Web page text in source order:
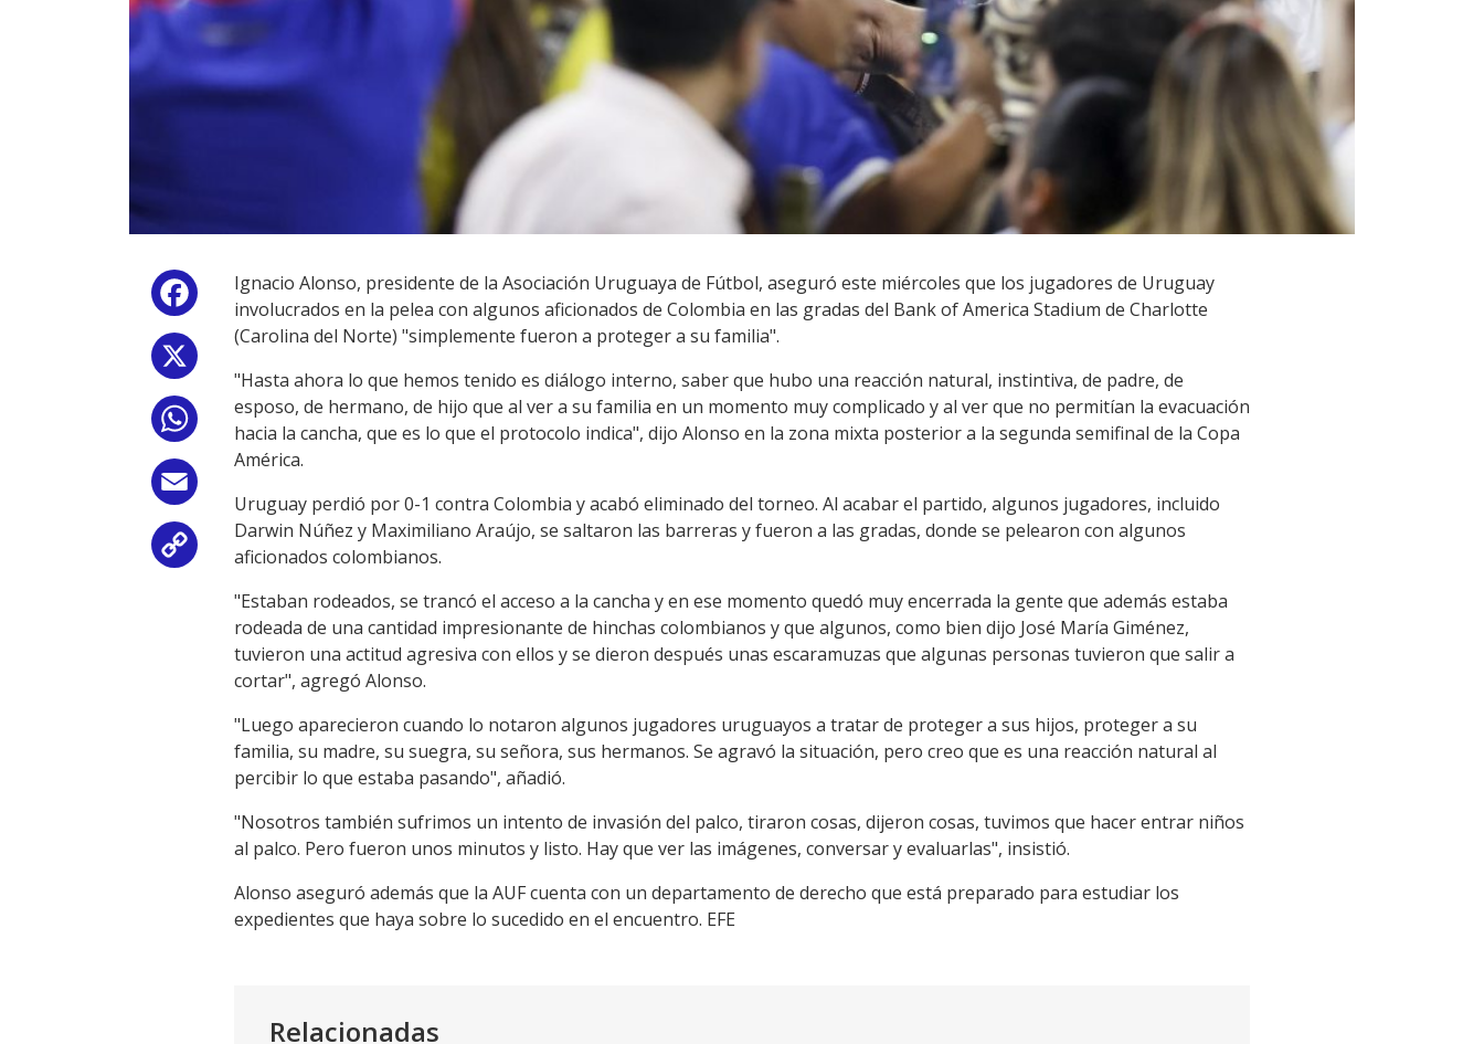
Facebook
WhatsApp
Copy
Link
Ignacio Alonso, presidente de la Asociación Uruguaya de Fútbol, aseguró este miércoles que los jugadores de Uruguay
involucrados en la pelea con algunos aficionados de Colombia en las gradas del Bank of America Stadium de Charlotte
(Carolina del Norte) "simplemente fueron a proteger a su familia".
"Hasta ahora lo que hemos tenido es diálogo interno, saber que hubo una reacción natural, instintiva, de padre, de
esposo, de hermano, de hijo que al ver a su familia en un momento muy complicado y al ver que no permitían la evacuación
hacia la cancha, que es lo que el protocolo indica", dijo Alonso en la zona mixta posterior a la segunda semifinal de la Copa
América.
Uruguay perdió por 0-1 contra Colombia y acabó eliminado del torneo. Al acabar el partido, algunos jugadores, incluido
Darwin Núñez y Maximiliano Araújo, se saltaron las barreras y fueron a las gradas, donde se pelearon con algunos
aficionados colombianos.
"Estaban rodeados, se trancó el acceso a la cancha y en ese momento quedó muy encerrada la gente que además estaba
rodeada de una cantidad impresionante de hinchas colombianos y que algunos, como bien dijo José María Giménez,
tuvieron una actitud agresiva con ellos y se dieron después unas escaramuzas que algunas personas tuvieron que salir a
cortar", agregó Alonso.
"Luego aparecieron cuando lo notaron algunos jugadores uruguayos a tratar de proteger a sus hijos, proteger a su
familia, su madre, su suegra, su señora, sus hermanos. Se agravó la situación, pero creo que es una reacción natural al
percibir lo que estaba pasando", añadió.
"Nosotros también sufrimos un intento de invasión del palco, tiraron cosas, dijeron cosas, tuvimos que hacer entrar niños
al palco. Pero fueron unos minutos y listo. Hay que ver las imágenes, conversar y evaluarlas", insistió.
Alonso aseguró además que la AUF cuenta con un departamento de derecho que está preparado para estudiar los
expedientes que haya sobre lo sucedido en el encuentro. EFE
Relacionadas